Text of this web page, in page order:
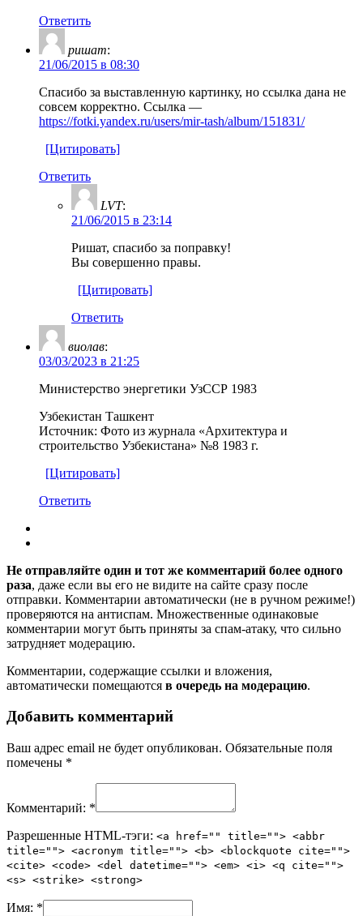
Ответить
ришат:
21/06/2015 в 08:30
Спасибо за выставленную картинку, но ссылка дана не
совсем корректно. Ссылка —
https://fotki.yandex.ru/users/mir-tash/album/151831/
[Цитировать]
Ответить
LVT:
21/06/2015 в 23:14
Ришат, спасибо за поправку!
Вы совершенно правы.
[Цитировать]
Ответить
виолав:
03/03/2023 в 21:25
Министерство энергетики УзССР 1983
Узбекистан Ташкент
Источник: Фото из журнала «Архитектура и
строительство Узбекистана» №8 1983 г.
[Цитировать]
Ответить
Не отправляйте один и тот же комментарий более одного
раза, даже если вы его не видите на сайте сразу после
отправки. Комментарии автоматически (не в ручном режиме!)
проверяются на антиспам. Множественные одинаковые
комментарии могут быть приняты за спам-атаку, что сильно
затрудняет модерацию.
Комментарии, содержащие ссылки и вложения,
автоматически помещаются в очередь на модерацию.
Добавить комментарий
Ваш адрес email не будет опубликован. Обязательные поля
помечены *
Комментарий: *
Разрешенные HTML-тэги: <a href="" title=""> <abbr
title=""> <acronym title=""> <b> <blockquote cite="">
<cite> <code> <del datetime=""> <em> <i> <q cite="">
<s> <strike> <strong>
Имя: *